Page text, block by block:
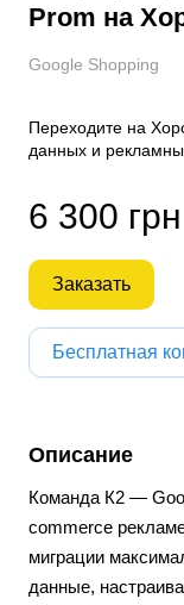
Prom на
Google Shopping
Переходите на
данных и
6 300 грн
Заказать
Бесплатная
Описание
Команда К2 —
commerce
миграции
данные,